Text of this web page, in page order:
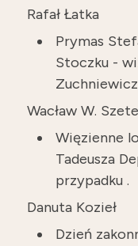
Rafał Łatka
Prymas
Stoczku -
Wacław W.
Więzienne
Tadeusza
przypadku .
Danuta Kozieł
Dzień